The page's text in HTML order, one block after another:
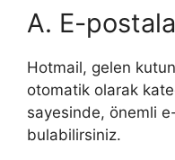
A. E-
Hotmail, gelen
otomatik olarak
sayesinde, önemli
bulabilirsiniz.